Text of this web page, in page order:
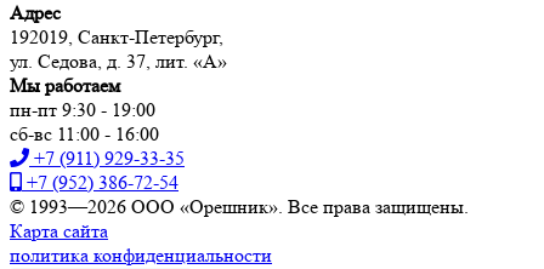
Адрес
192019, Санкт-Петербург,
ул. Седова, д. 37, лит. «А»
Мы работаем
пн-пт 9:30 - 19:00
сб-вс 11:00 - 16:00
+7 (911) 929-33-35
+7 (952) 386-72-54
© 1993—2026 ООО «Орешник». Все права защищены.
Карта сайта
политика конфиденциальности